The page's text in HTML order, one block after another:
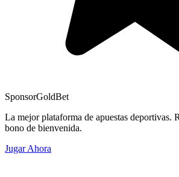
SponsorGoldBet
La mejor plataforma de apuestas deportivas.
bono de bienvenida.
Jugar Ahora